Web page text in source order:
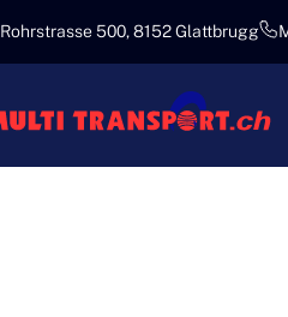
Rohrstrasse 500, 8152 Glattbrugg